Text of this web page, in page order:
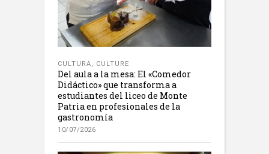
CULTURA, CULTURE
Del aula a la mesa: El «Comedor
Didáctico» que transforma a
estudiantes del liceo de Monte
Patria en profesionales de la
gastronomía
10/07/2026